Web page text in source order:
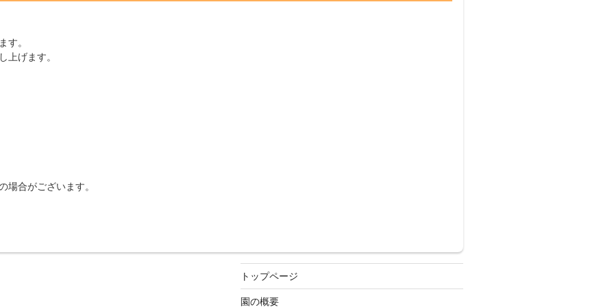
す。
上げます。
合がございます。
トップページ
園の概要